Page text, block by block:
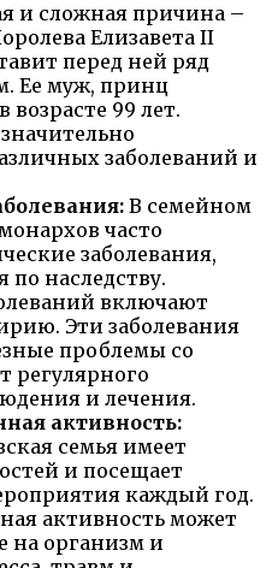
и сложная причина –
Елизавета II
перед ней ряд
Ее муж, принц
99 лет.
заболеваний и
В семейном
часто
заболевания,
по наследству.
включают
Эти заболевания
проблемы со
регулярного
и лечения.
активность:
семья имеет
и посещает
каждый год.
активность может
на организм и